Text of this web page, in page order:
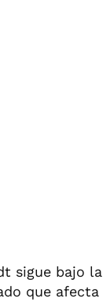
sigue bajo la
que afecta